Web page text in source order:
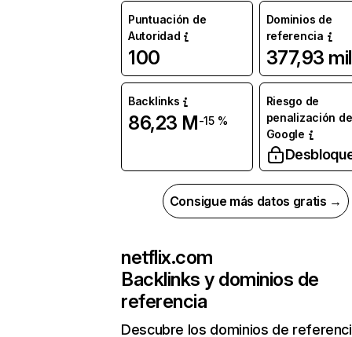
Puntuación de
Autoridad
100
Dominios de
referencia
377,93 mil
Backlinks
86,23 M-15 %
Riesgo de
penalización de
Google
Consigue más datos gratis →
netflix.com
Backlinks y dominios de
referencia
Descubre los dominios de